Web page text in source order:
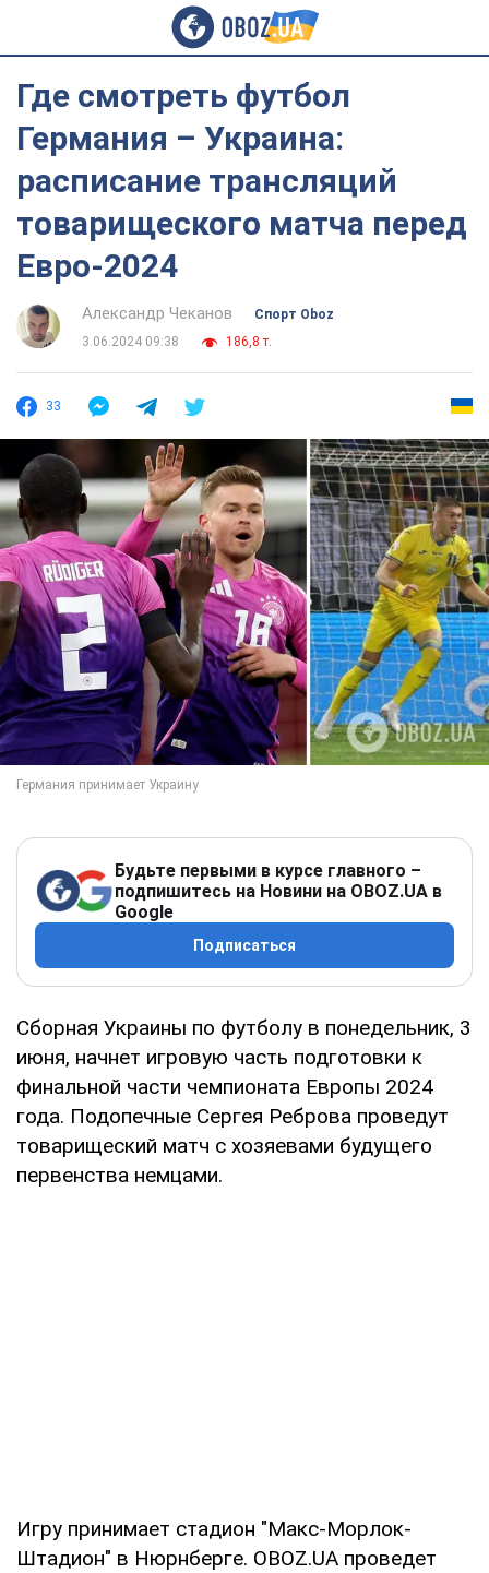
Где смотреть футбол
Германия – Украина:
расписание трансляций
товарищеского матча перед
Евро-2024
Александр Чеканов
Спорт Oboz
3.06.2024 09:38
186,8 т.
33
Будьте первыми в курсе главного –
подпишитесь на Новини на OBOZ.UA в
Google
Подписаться
Сборная Украины по футболу в понедельник, 3
июня, начнет игровую часть подготовки к
финальной части чемпионата Европы 2024
года. Подопечные Сергея Реброва проведут
товарищеский матч с хозяевами будущего
первенства немцами.
Игру принимает стадион "Макс-Морлок-
Штадион" в Нюрнберге. OBOZ.UA проведет